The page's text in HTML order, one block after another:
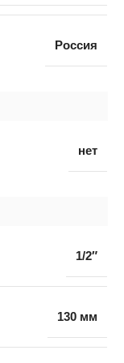
Россия
нет
1/2″
130 мм